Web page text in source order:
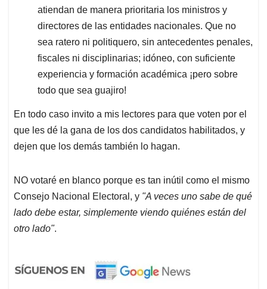
atiendan de manera prioritaria los ministros y
directores de las entidades nacionales. Que no
sea ratero ni politiquero, sin antecedentes penales,
fiscales ni disciplinarias; idóneo, con suficiente
experiencia y formación académica ¡pero sobre
todo que sea guajiro!
En todo caso invito a mis lectores para que voten por el
que les dé la gana de los dos candidatos habilitados, y
dejen que los demás también lo hagan.
NO votaré en blanco porque es tan inútil como el mismo
Consejo Nacional Electoral, y "A veces uno sabe de qué
lado debe estar, simplemente viendo quiénes están del
otro lado".